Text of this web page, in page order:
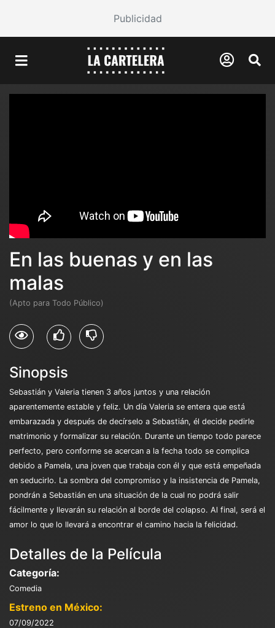
Publicidad
En las buenas y en las
malas
(Apto para Todo Público)
Sinopsis
Sebastián y Valeria tienen 3 años juntos y una relación
aparentemente estable y feliz. Un día Valeria se entera que está
embarazada y después de decírselo a Sebastián, él decide pedirle
matrimonio y formalizar su relación. Durante un tiempo todo parece
perfecto, pero conforme se acercan a la fecha todo se complica
debido a Pamela, una joven que trabaja con él y que está empeñada
en seducirlo. La sombra del compromiso y la insistencia de Pamela,
pondrán a Sebastián en una situación de la cual no podrá salir
fácilmente y llevarán su relación al borde del colapso. Al final, será el
amor lo que lo llevará a encontrar el camino hacia la felicidad.
Detalles de la Película
Categoría:
Comedia
Estreno en México:
07/09/2022